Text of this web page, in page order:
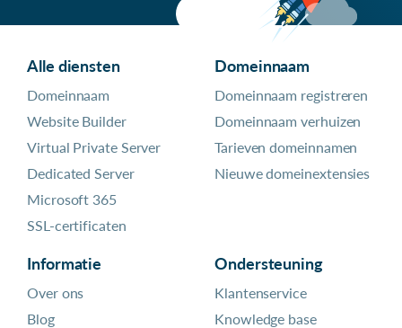
Alle diensten
Domeinnaam
Website Builder
Virtual Private Server
Dedicated Server
Microsoft 365
SSL-certificaten
Domeinnaam
Domeinnaam registreren
Domeinnaam verhuizen
Tarieven domeinnamen
Nieuwe domeinextensies
Informatie
Over ons
Blog
Ondersteuning
Klantenservice
Knowledge base